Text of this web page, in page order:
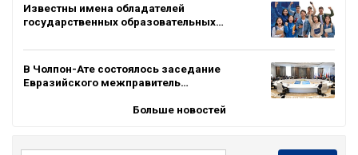
Известны имена обладателей
государственных образовательных…
В Чолпон-Ате состоялось заседание
Евразийского межправитель…
Больше новостей